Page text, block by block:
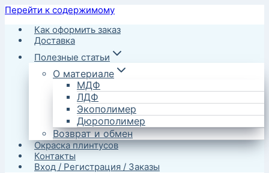
Перейти к содержимому
Как оформить заказ
Доставка
Полезные статьи
О материале
МДФ
ЛДФ
Экополимер
Дюрополимер
Возврат и обмен
Окраска плинтусов
Контакты
Вход / Регистрация / Заказы